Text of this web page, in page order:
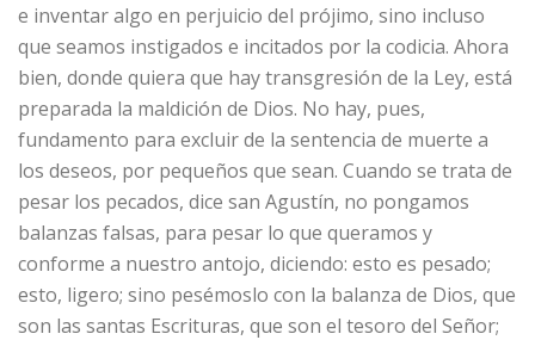
e inventar algo en perjuicio del prójimo, sino incluso
que seamos instigados e incitados por la codicia. Ahora
bien, donde quiera que hay transgresión de la Ley, está
preparada la maldición de Dios. No hay, pues,
fundamento para excluir de la sentencia de muerte a
los deseos, por pequeños que sean. Cuando se trata de
pesar los pecados, dice san Agustín, no pongamos
balanzas falsas, para pesar lo que queramos y
conforme a nuestro antojo, diciendo: esto es pesado;
esto, ligero; sino pesémoslo con la balanza de Dios, que
son las santas Escrituras, que son el tesoro del Señor;